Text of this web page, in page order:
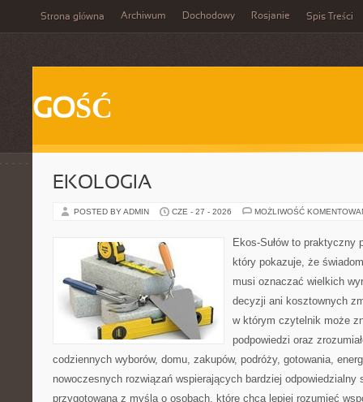
Strona główna Archiwum Dochodowy Rosjanie Spis Treści
GOŚĆ
EKOLOGIA
POSTED BY ADMIN CZE - 27 - 2026 MOŻLIWOŚĆ
Ekos-Sułów to praktyczny
który pokazuje, że
musi oznaczać wielkich
decyzji ani kosztownych
w którym czytelnik może
podpowiedzi oraz
codziennych wyborów, domu, zakupów, podróży, gotowania,
nowoczesnych rozwiązań wspierających bardziej odpowiedzialny
przygotowana z myślą o osobach, które chcą lepiej rozumieć